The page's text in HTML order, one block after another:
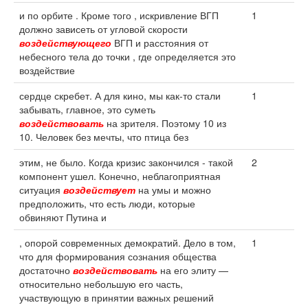
и по орбите . Кроме того , искривление ВГП
должно зависеть от угловой скорости
воздействующего ВГП и расстояния от
небесного тела до точки , где определяется это
воздействие
1
сердце скребет. А для кино, мы как-то стали
забывать, главное, это суметь
воздействовать на зрителя. Поэтому 10 из
10. Человек без мечты, что птица без
1
этим, не было. Когда кризис закончился - такой
компонент ушел. Конечно, неблагоприятная
ситуация воздействует на умы и можно
предположить, что есть люди, которые
обвиняют Путина и
2
, опорой современных демократий. Дело в том,
что для формирования сознания общества
достаточно воздействовать на его элиту —
относительно небольшую его часть,
участвующую в принятии важных решений
1